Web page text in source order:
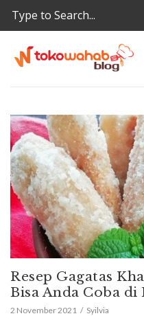
Resep Gagatas
Bisa Anda Coba di
2 November 2021 Syilvia